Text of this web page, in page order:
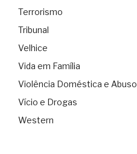
Terrorismo
Tribunal
Velhice
Vida em Família
Violência Doméstica e Abuso
Vício e Drogas
Western